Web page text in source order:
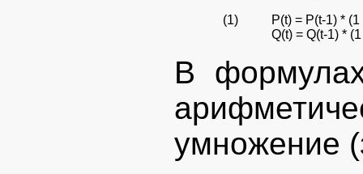
(1)
P(t) = P(t-1) *
Q(t) = Q(t-1) *
В
умножение